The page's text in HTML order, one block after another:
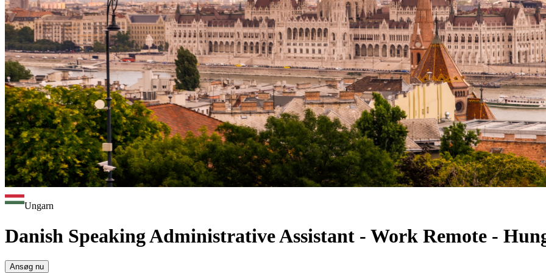
Ungarn
Danish Speaking Administrative Assistant - Work Remote -
Ansøg nu